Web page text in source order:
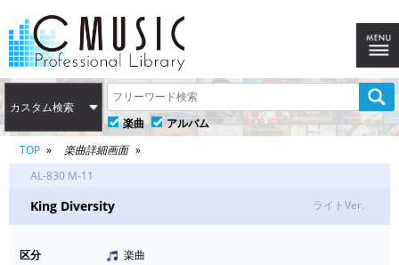
カスタム検索
楽曲
アルバム
TOP
楽曲詳細画面
AL-830 M-11
King Diversity ライトVer.
区分
楽曲